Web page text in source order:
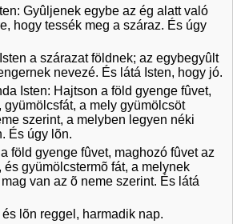
Gyûljenek egybe az ég alatt való
hogy tessék meg a száraz. És úgy
a szárazat földnek; az egybegyûlt
nevezé. És látá Isten, hogy jó.
Isten: Hajtson a föld gyenge fûvet,
gyümölcsfát, a mely gyümölcsöt
szerint, a melyben legyen néki
És úgy lõn.
föld gyenge fûvet, maghozó fûvet az
és gyümölcstermõ fát, a melynek
van az õ neme szerint. És látá
lõn reggel, harmadik nap.